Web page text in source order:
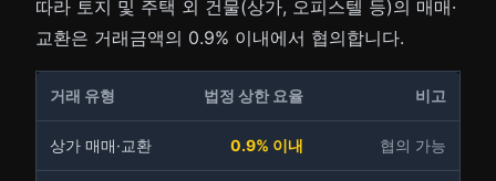
따라 토지 및 주택 외 건물(상가, 오피스텔 등)의 매매·
교환은 거래금액의 0.9% 이내에서 협의합니다.
거래 유형 법정 상한 요율 비고
상가 매매·교환 0.9% 이내 협의 가능